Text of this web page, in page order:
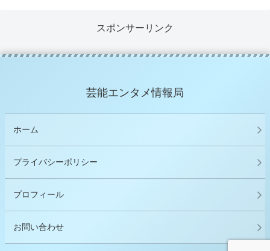
スポンサーリンク
芸能エンタメ情報局
ホーム
プライバシーポリシー
プロフィール
お問い合わせ